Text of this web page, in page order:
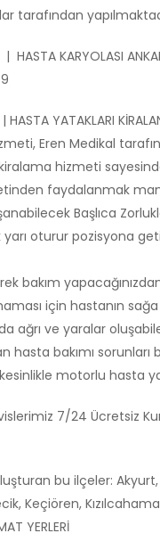
tarafından
HASTA KARYOLASI
79
YATAKLARI
Eren Medikal
hizmeti
faydalanmak
Başlıca
yarı oturur
bakım
için hastanın
ağrı ve yaralar
hasta bakımı
motorlu hasta
7/24 Ücretsiz
bu ilçeler:
Keçiören,
YERLERİ